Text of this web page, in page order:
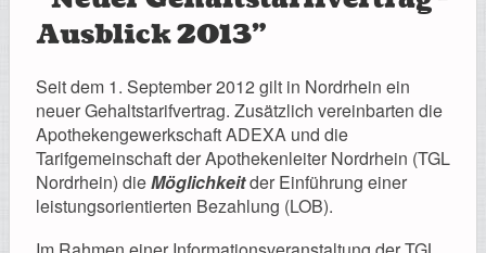
Ausblick 2013"
Seit dem 1. September 2012 gilt in Nordrhein ein
neuer Gehaltstarifvertrag. Zusätzlich vereinbarten die
Apothekengewerkschaft ADEXA und die
Tarifgemeinschaft der Apothekenleiter Nordrhein (TGL
Nordrhein) dieMöglichkeitder Einführung einer
leistungsorientierten Bezahlung (LOB).